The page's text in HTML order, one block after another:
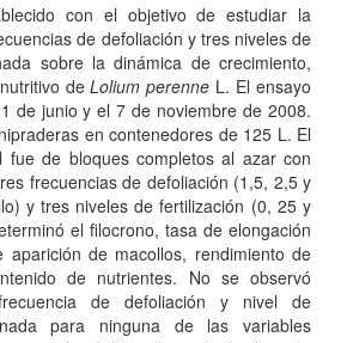
con el objetivo de estudiar la
de defoliación y tres niveles de
sobre la dinámica de crecimiento,
deLolium perenne L. El ensayo
de junio y el 7 de noviembre de 2008.
en contenedores de 125 L. El
fue de bloques completos al azar con
frecuencias de defoliación (1,5, 2,5 y
y tres niveles de fertilización (0, 25 y
el filocrono, tasa de elongación
aparición de macollos, rendimiento de
de nutrientes. No se observó
de defoliación y nivel de
para ninguna de las variables